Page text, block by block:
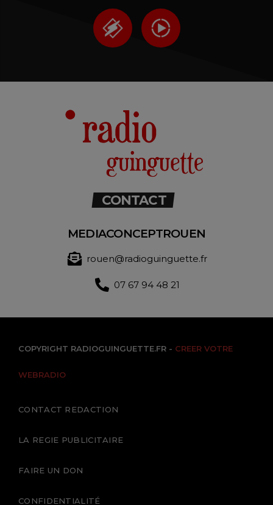
CONTACT
MEDIACONCEPTROUEN
rouen@radioguinguette.fr
07 67 94 48 21
COPYRIGHT RADIOGUINGUETTE.FR - CREER VOTRE
WEBRADIO
CONTACT REDACTION
LA REGIE PUBLICITAIRE
FAIRE UN DON
CONFIDENTIALITÉ